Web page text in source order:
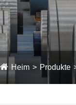
Heim Produkte